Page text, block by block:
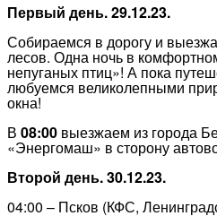
Первый день. 29.12.23.
Собираемся в дорогу и
лесов. Одна ночь в
непуганых птиц»! А пока
любуемся великолепными
окна!
В 08:00 выезжаем из города
«Энергомаш» в сторону
Второй день. 30.12.23.
04:00 – Псков (КФС,